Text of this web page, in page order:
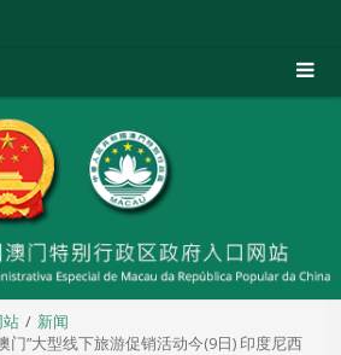
站
新闻
门”大型线下旅游促销活动今(9日) 印度尼西